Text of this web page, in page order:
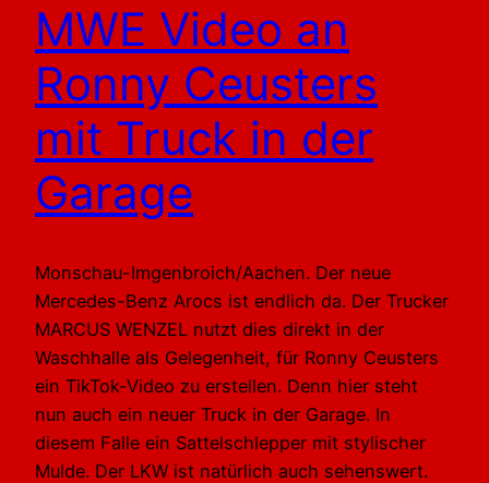
MWE Video an
Ronny Ceusters
mit Truck in der
Garage
Monschau-Imgenbroich/Aachen. Der neue
Mercedes-Benz Arocs ist endlich da. Der Trucker
MARCUS WENZEL nutzt dies direkt in der
Waschhalle als Gelegenheit, für Ronny Ceusters
ein TikTok-Video zu erstellen. Denn hier steht
nun auch ein neuer Truck in der Garage. In
diesem Falle ein Sattelschlepper mit stylischer
Mulde. Der LKW ist natürlich auch sehenswert.